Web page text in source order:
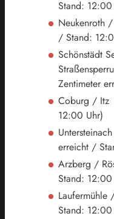
Stand: 12:00
Neukenroth
/ Stand:
Schönstädt
Zentimeter
Coburg / Itz
12:00 Uhr)
erreicht /
Arzberg /
Stand: 12:00
Stand: 12:00